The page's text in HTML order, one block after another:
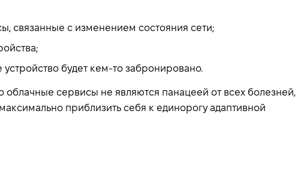
связанные с изменением состояния сети;
будет кем-то забронировано.
облачные сервисы не являются панацеей от всех болезней,
приблизить себя к единорогу адаптивной